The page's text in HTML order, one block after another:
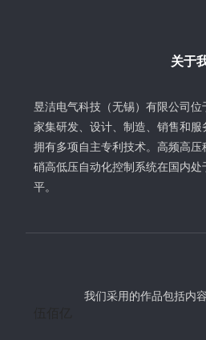
关于
昱洁电气科技（无锡）有限公司
家集研发、设计、制造、销售和
拥有多项自主专利技术。高频高
硝高低压自动化控制系统在国内
平。
我们采用的作品包括内